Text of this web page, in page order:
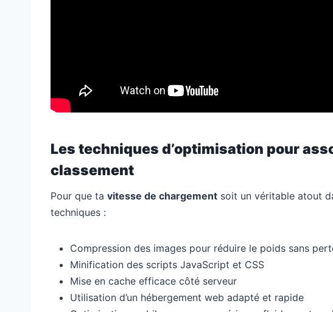
Les techniques d’optimisation pour
classement
Pour que ta vitesse de chargement soit un véritable atout
techniques :
Compression des images pour réduire le poids sans
Minification des scripts JavaScript et CSS
Mise en cache efficace côté serveur
Utilisation d’un hébergement web adapté et rapide